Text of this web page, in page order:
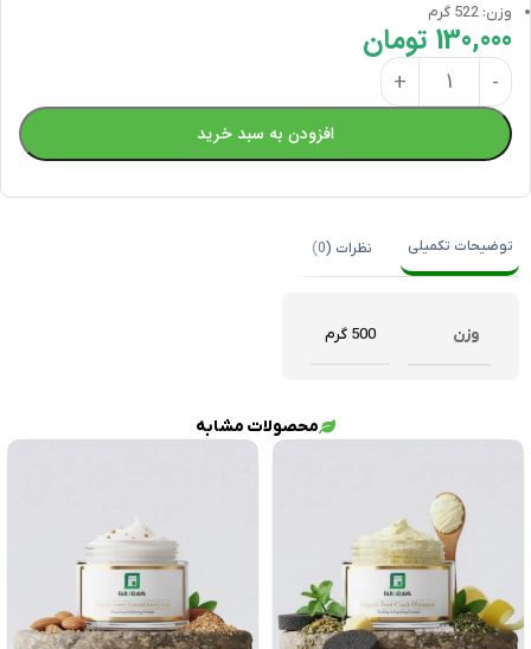
وزن: 522 گرم
130,000 تومان
افزودن به سبد خرید
توضیحات تکمیلی نظرات (0)
وزن 500 گرم
محصولات مشابه